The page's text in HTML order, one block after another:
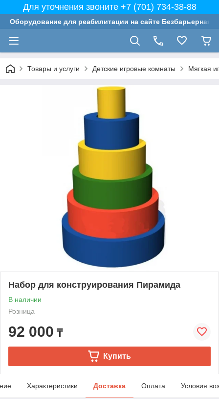
Для уточнения звоните +7 (701) 734-38-88
Оборудование для реабилитации на сайте Безбарьерная
Товары и услуги Детские игровые комнаты Мягкая
Набор для конструирования Пирамида
В наличии
Розница
92 000 ₸
Купить
Характеристики Доставка Оплата Условия